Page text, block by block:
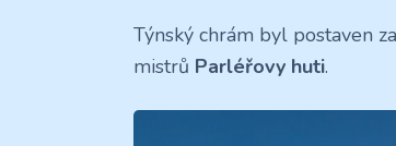
Týnský chrám byl postaven
mistrů Parléřovy huti.